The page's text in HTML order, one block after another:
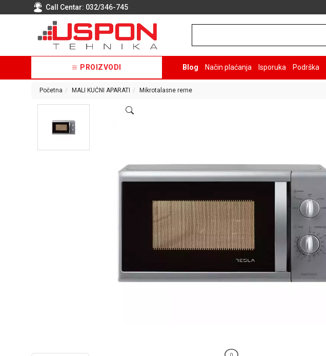
Call Centar: 032/346-745
PROIZVODI Blog Način plaćanja Isporuka Podrška
Početna MALI KUĆNI APARATI Mikrotalasne rerne